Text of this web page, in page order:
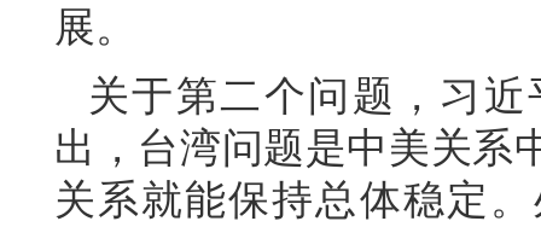
展。
关于第二个问题，习
出，台湾问题是中美关系
关系就能保持总体稳定